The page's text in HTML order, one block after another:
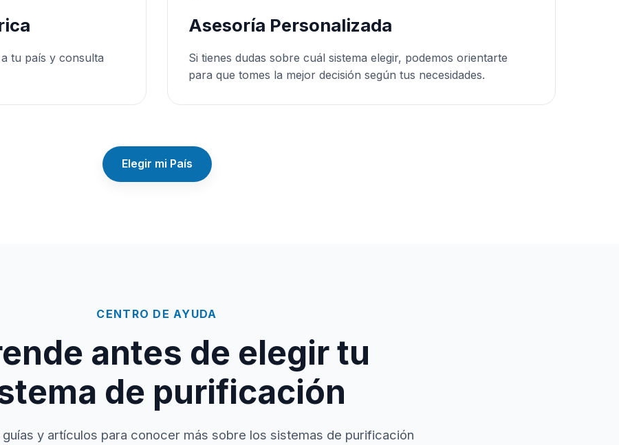
tu país y consulta
Asesoría Personalizada
Si tienes dudas sobre cuál sistema elegir, podemos orientarte
para que tomes la mejor decisión según tus necesidades.
Elegir mi País
CENTRO DE AYUDA
antes de elegir tu
de purificación
guías y artículos para conocer más sobre los sistemas de purificación